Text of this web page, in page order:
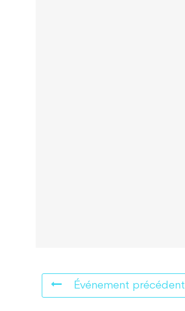
Événement précédent